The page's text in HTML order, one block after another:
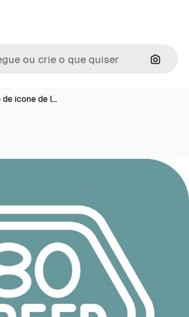
de ícone de l…